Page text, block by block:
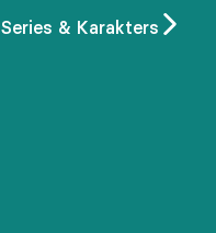
Series & Karakters